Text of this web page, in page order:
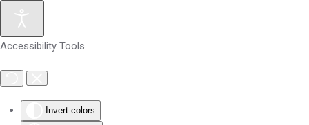
Accessibility Tools
Invert colors
Skip to main content